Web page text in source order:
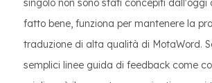
singolo non sono stati concepiti dall'oggi
fatto bene, funziona per mantenere la
traduzione di alta qualità di MotaWord.
semplici linee guida di feedback come